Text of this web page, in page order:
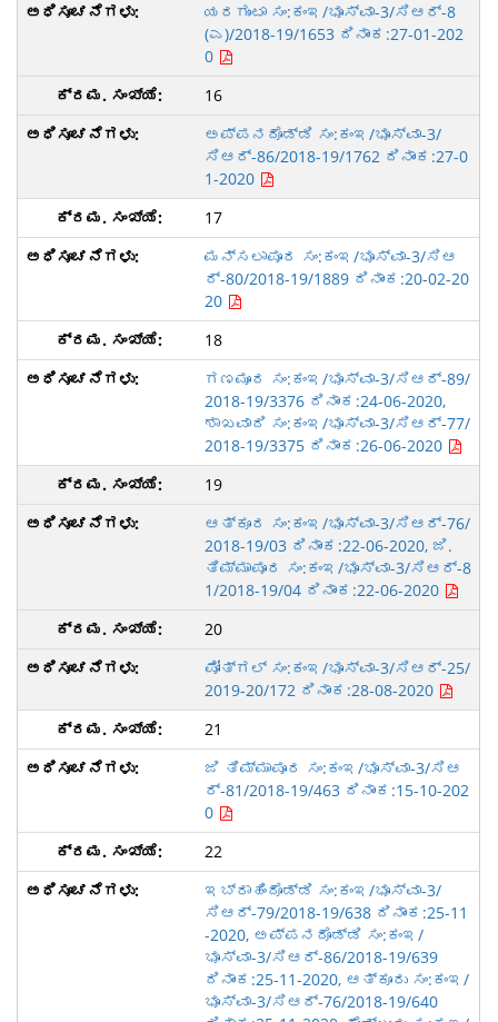
ಯರಗುಂಟಾ ಸಂ:ಕಂಇ/ಭೂಸ್ವಾ-3/ಸಿಆರ್-8
(ಎ)/2018-19/1653 ದಿನಾಂಕ:27-01-202
0
16
ಅಪ್ಪನದೊಡ್ಡಿ ಸಂ:ಕಂಇ/ಭೂಸ್ವಾ-3/
ಸಿಆರ್-86/2018-19/1762 ದಿನಾಂಕ:27-0
1-2020
17
ಮನ್ಸಲಾಪೂರ ಸಂ:ಕಂಇ/ಭೂಸ್ವಾ-3/ಸಿಆ
ರ್-80/2018-19/1889 ದಿನಾಂಕ:20-02-20
20
18
ಗಣಮೂರ ಸಂ:ಕಂಇ/ಭೂಸ್ವಾ-3/ಸಿಆರ್-89/
2018-19/3376 ದಿನಾಂಕ:24-06-2020,
ಶಾಖವಾದಿ ಸಂ:ಕಂಇ/ಭೂಸ್ವಾ-3/ಸಿಆರ್-77/
2018-19/3375 ದಿನಾಂಕ:26-06-2020
19
ಆತ್ಕೂರ ಸಂ:ಕಂಇ/ಭೂಸ್ವಾ-3/ಸಿಆರ್-76/
2018-19/03 ದಿನಾಂಕ:22-06-2020, ಜಿ.
ತಿಮ್ಮಾಪೂರ ಸಂ:ಕಂಇ/ಭೂಸ್ವಾ-3/ಸಿಆರ್-8
1/2018-19/04 ದಿನಾಂಕ:22-06-2020
20
ಪೋತ್ಗಲ್ ಸಂ:ಕಂಇ/ಭೂಸ್ವಾ-3/ಸಿಆರ್-25/
2019-20/172 ದಿನಾಂಕ:28-08-2020
21
ಜಿ ತಿಮ್ಮಾಪೂರ ಸಂ:ಕಂಇ/ಭೂಸ್ವಾ-3/ಸಿಆ
ರ್-81/2018-19/463 ದಿನಾಂಕ:15-10-202
0
22
ಇಬ್ರಾಹಿಂದೊಡ್ಡಿ ಸಂ:ಕಂಇ/ಭೂಸ್ವಾ-3/
ಸಿಆರ್-79/2018-19/638 ದಿನಾಂಕ:25-11
-2020, ಅಪ್ಪನದೊಡ್ಡಿ ಸಂ:ಕಂಇ/
ಭೂಸ್ವಾ-3/ಸಿಆರ್-86/2018-19/639
ದಿನಾಂಕ:25-11-2020, ಆತ್ಕೂರು ಸಂ:ಕಂಇ/
ಭೂಸ್ವಾ-3/ಸಿಆರ್-76/2018-19/640